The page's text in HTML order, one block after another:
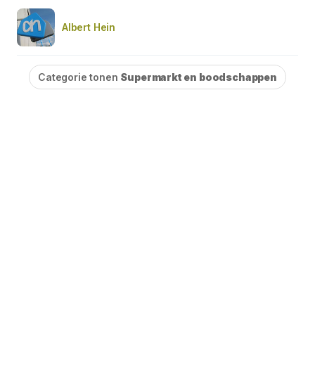
Albert Hein
Categorie tonen Supermarkt en boodschappen